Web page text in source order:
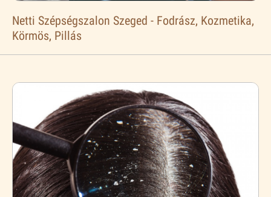
Netti Szépségszalon Szeged - Fodrász, Kozmetika,
Körmös, Pillás